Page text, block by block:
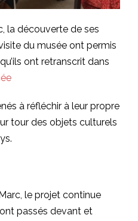
la découverte de ses
du musée ont permis
ont retranscrit dans
à réfléchir à leur propre
tour des objets culturels
le projet continue
passés devant et